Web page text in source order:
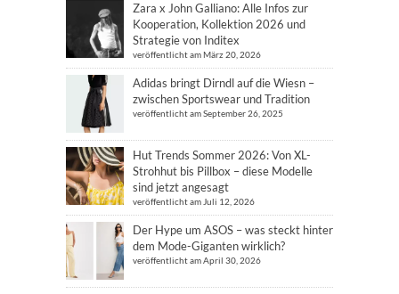
Zara x John Galliano: Alle Infos zur
Kooperation, Kollektion 2026 und
Strategie von Inditex
veröffentlicht am März 20, 2026
Adidas bringt Dirndl auf die Wiesn –
zwischen Sportswear und Tradition
veröffentlicht am September 26, 2025
Hut Trends Sommer 2026: Von XL-
Strohhut bis Pillbox – diese Modelle
sind jetzt angesagt
veröffentlicht am Juli 12, 2026
Der Hype um ASOS – was steckt hinter
dem Mode-Giganten wirklich?
veröffentlicht am April 30, 2026